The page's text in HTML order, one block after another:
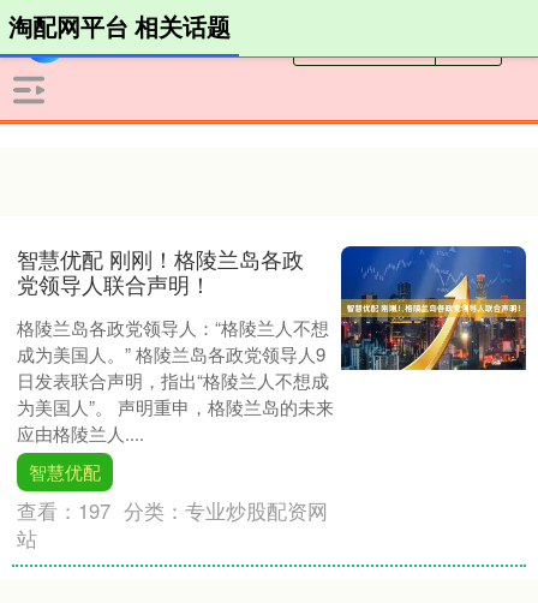
淘配网平台 相关话题
智慧优配 刚刚！格陵兰岛各政
党领导人联合声明！
格陵兰岛各政党领导人：“格陵兰人不想
成为美国人。” 格陵兰岛各政党领导人9
日发表联合声明，指出“格陵兰人不想成
为美国人”。 声明重申，格陵兰岛的未来
应由格陵兰人....
智慧优配
查看： 197 分类：专业炒股配资网
站